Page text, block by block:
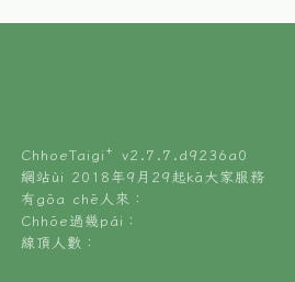
ChhoeTaigi⁺ v2.7.7.d9236a0
網站ùi 2018年9月29起kā大家服務
有gōa chē人來：
Chhōe過幾pái：
線頂人數：